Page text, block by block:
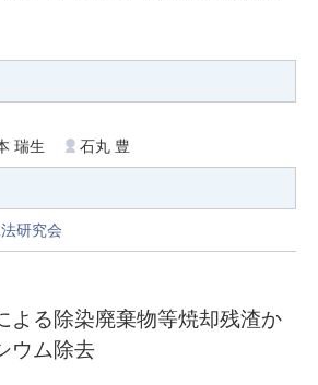
瑞生
石丸 豊
研究会
よる除染廃棄物等焼却残渣か
ウム除去